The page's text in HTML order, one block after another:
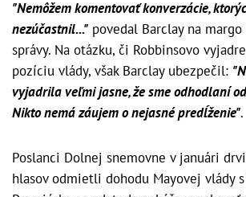
"Nemôžem komentovať konverzácie,
nezúčastnil..." povedal Barclay na
správy. Na otázku, či Robbinsovo
pozíciu vlády, však Barclay ubezpečil:
vyjadrila veľmi jasne, že sme odhodlaní
Nikto nemá záujem o nejasné predĺženie".
Poslanci Dolnej snemovne v januári
hlasov odmietli dohodu Mayovej vlády